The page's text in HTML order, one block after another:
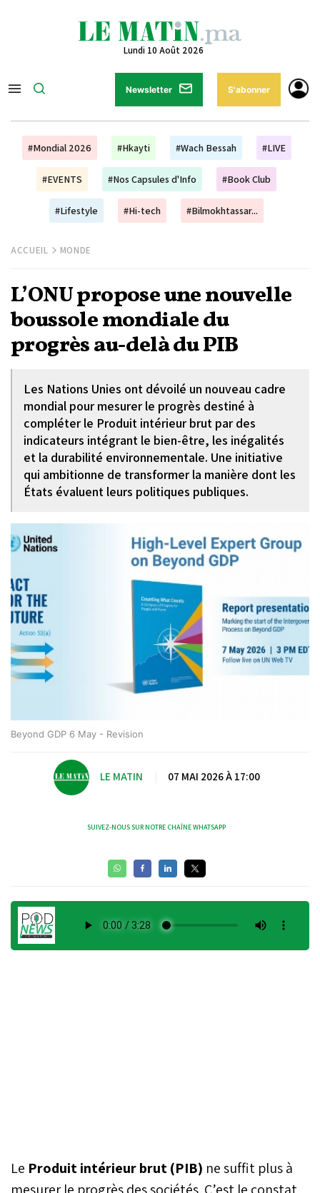
Lundi 10 Août 2026
Newsletter S'abonner
#Mondial 2026 #Hkayti #Wach Bessah #LIVE
#EVENTS #Nos Capsules d'Info #Book Club
#Lifestyle #Hi-tech #Bilmokhtassar...
ACCUEIL MONDE
L’ONU propose une nouvelle
boussole mondiale du
progrès au-delà du PIB
Les Nations Unies ont dévoilé un nouveau cadre
mondial pour mesurer le progrès destiné à
compléter le Produit intérieur brut par des
indicateurs intégrant le bien-être, les inégalités
et la durabilité environnementale. Une initiative
qui ambitionne de transformer la manière dont les
États évaluent leurs politiques publiques.
Beyond GDP 6 May - Revision
LE MATIN 07 MAI 2026 À 17:00
SUIVEZ-NOUS SUR NOTRE CHAÎNE WHATSAPP
Le Produit intérieur brut (PIB) ne suffit plus à